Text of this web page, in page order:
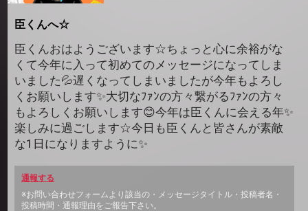
臣くんへ☆
臣くんおはようございます☆ちょっと心に余裕がな
くて今年に入って初めてのメッセージになってしま
いました💦遅くなってしまいましたが今年もよろし
くお願いします✨大切なﾌｧﾝの方々繋がるﾌｧﾝの方々
もよろしくお願いします😊今年は臣くんに会える年✨
楽しみに過ごします☆今日も臣くんと皆さんが素敵
な1日になりますように✨
通報する
※お問い合わせフォームより該当の・メッセージタイトル・投稿者名・
投稿時間・通報理由をご報告下さい。